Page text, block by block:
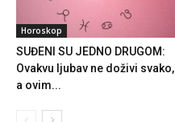
Horoskop
SUĐENI SU JEDNO DRUGOM:
Ovakvu ljubav ne doživi svako,
a ovim...